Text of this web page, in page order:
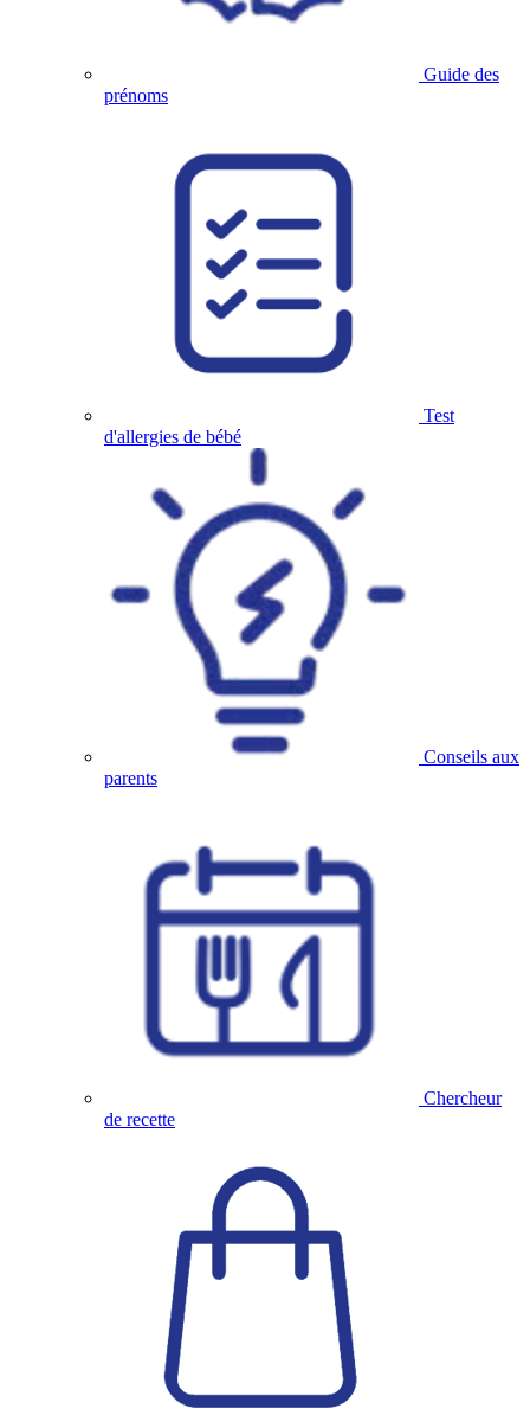
Guide des
prénoms
Test
d'allergies de bébé
Conseils aux
parents
Chercheur
de recette